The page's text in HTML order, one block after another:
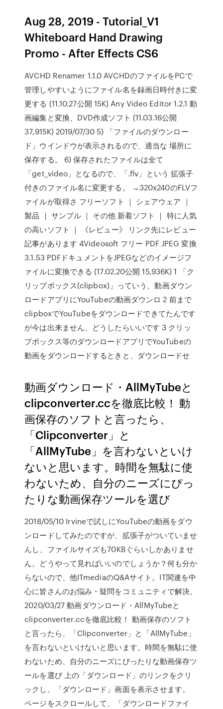
Aug 28, 2019 - Tutorial_V1
Whiteboard Hand Drawing
Promo - After Effects CS6
AVCHD Renamer 1.1.0 AVCHDのファイルをPCで
管理しやすいようにファイル名を録画日時付きに変
更する (11.10.27公開 15K) Any Video Editor 1.2.1 動
画編集と変換、DVD作成ソフト (11.03.16公開
37,915K) 2019/07/30 5) 「ファイルのダウンロー
ド」ウインドウが表示されるので、適当な 場所に
保存する。 6) 保存されたファイルは全て
「get_video」となるので、「.flv」という 拡張子
付きのファイル名に変更する。 →320x240のFLVフ
ァイルが取得さ フリーソフト ｜ シェアウェア ｜
製品 ｜ サンプル ｜ その他 新着ソフト ｜ 特に人気
の高いソフト ｜ 《レビュー》 リンク先にレビュー
記事があります 4Videosoft フリー PDF JPEG 変換
3.1.53 PDFドキュメントをJPEGなどのイメージフ
ァイルに変換できる (17.02.20公開 15,936K) 1 「ク
リップボックス(clipbox)」っていう、動画ダウン
ロードアプリにYouTubeの動画ダウンロ 2 前まで
clipboxでYouTubeをダウンロードできてたんです
が今は出来ません、どうしたらいいです 3 クリッ
プボックス等のダウンロードアプリでYouTubeの
動画をダウンロードするときと、ダウンロードせ
動画ダウンロード・AllMyTubeと
clipconverter.ccを徹底比較！ 動
画保存のソフトと言ったら、
「Clipconverter」と
「AllMyTube」を言わないといけ
ないと思います。時間を無駄に使
わないため、自分のニーズにぴっ
たりな動画保存ツールを選び
2018/05/10 Irvineで試しにYouTubeの動画をダウ
ンロードしてみたのですが、拡張子がついていませ
んし、ファイルサイズも70KBぐらいしかありませ
ん。どうやって見ればいいのでしょうか？何も分か
らないので、他ITmediaのQ&Aサイト。IT関連を中
心に皆さんのお悩み・疑問をコミュニティで解決。
2020/03/27 動画ダウンロード・AllMyTubeと
clipconverter.ccを徹底比較！ 動画保存のソフト
と言ったら、「Clipconverter」と「AllMyTube」
を言わないといけないと思います。時間を無駄に使
わないため、自分のニーズにぴったりな動画保存ツ
ールを選び 上の「ダウンロード」のリンクをクリ
ックし、「ダウンロード」画面を表示させます。
ページをスクロールして、「ダウンロードファイ